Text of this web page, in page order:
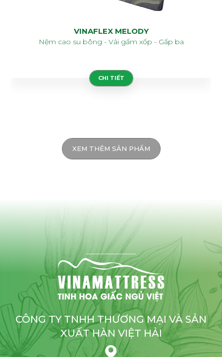
VINAFLEX MELODY
Nệm cao su bông - Vải gấm xốp - Gấp ba
CHI TIẾT
XEM THÊM SẢN PHẨM
CÔNG TY TNHH THƯƠNG MẠI VÀ SẢN
XUẤT HÀN VIỆT HẢI